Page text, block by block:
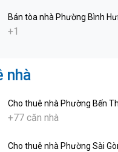
Bán tòa nhà Phường Bình
+1
nhà
Cho thuê nhà Phường Bến
+77 căn nhà
Cho thuê nhà Phường Sài